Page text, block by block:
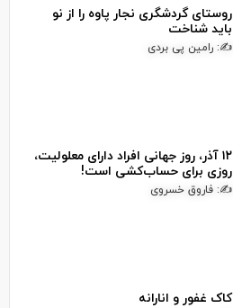
روستای گردشگری نجار پاوه را از نو
باید شناخت
✍: رامین پی بردی
۱۲ آذر، روز جهانی افراد دارای معلولیت،
روزی برای حساب‌کشی است!
✍: فاروق خسروی
کاک غفور و انارانه